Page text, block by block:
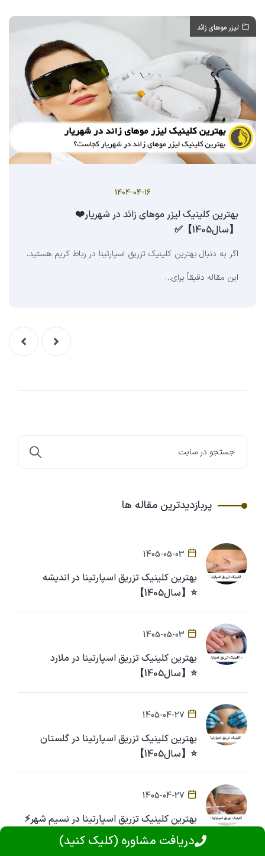
لیزر موهای زائد
1404-04-16
بهترین کلینیک لیزر موهای زائد در شهریار❤️
【سال1405】✅
اگر به دنبال بهترین کلینیک تزریق اسپارتینا در رباط کریم هستید،
این مقاله دقیقاً برای…
پربازدیدترین مقاله ها
1405-05-03
بهترین کلینیک تزریق اسپارتینا در اندیشه
⭐【سال1405】
1405-05-03
بهترین کلینیک تزریق اسپارتینا در ملارد
⭐【سال1405】
1405-04-27
بهترین کلینیک تزریق اسپارتینا در گلستان
⭐【سال1405】
1405-04-27
بهترین کلینیک تزریق اسپارتینا در نسیم شهر⚡
دریافت مشاوره (کلیک کنید)